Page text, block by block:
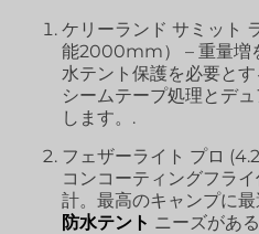
ケリーランド サミット
能2000mm） – 重量増
水テント保護を必要とす
シームテープ処理とデ
します。.
フェザーライト プロ
コンコーティングフラ
計。最高のキャンプに最
防水テント ニーズがあ